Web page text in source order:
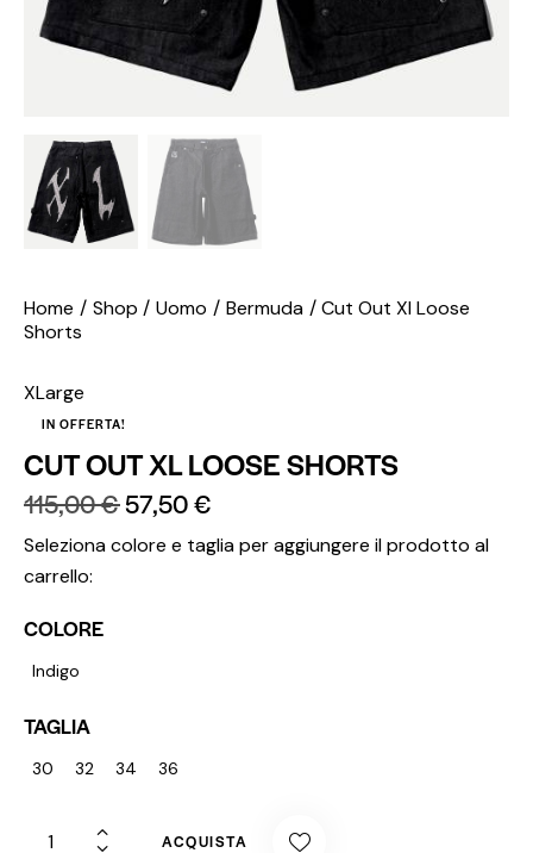
Home Shop Uomo Bermuda
Cut Out Xl Loose
Shorts
XLarge
IN OFFERTA!
CUT OUT XL LOOSE SHORTS
115,00€57,50€
Seleziona colore e taglia per aggiungere il prodotto al
carrello:
COLORE
Indigo
TAGLIA
30 32 34 36
ACQUISTA